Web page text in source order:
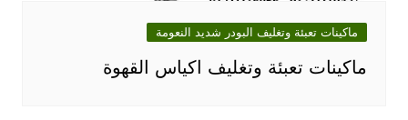
ماكينات تعبئة وتغليف البودر شديد النعومة
ماكينات تعبئة وتغليف اكياس القهوة